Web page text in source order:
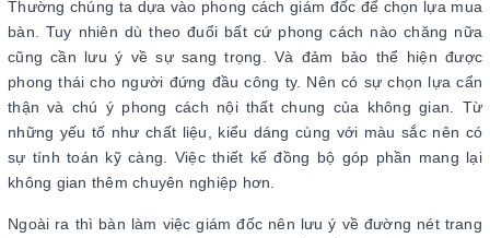
Thường chúng ta dựa vào phong cách giám đốc để chọn lựa mua
bàn. Tuy nhiên dù theo đuổi bất cứ phong cách nào chăng nữa
cũng cần lưu ý về sự sang trọng. Và đảm bảo thể hiện được
phong thái cho người đứng đầu công ty. Nên có sự chọn lựa cẩn
thận và chú ý phong cách nội thất chung của không gian. Từ
những yếu tố như chất liệu, kiểu dáng cùng với màu sắc nên có
sự tính toán kỹ càng. Việc thiết kế đồng bộ góp phần mang lại
không gian thêm chuyên nghiệp hơn.
Ngoài ra thì bàn làm việc giám đốc nên lưu ý về đường nét trang